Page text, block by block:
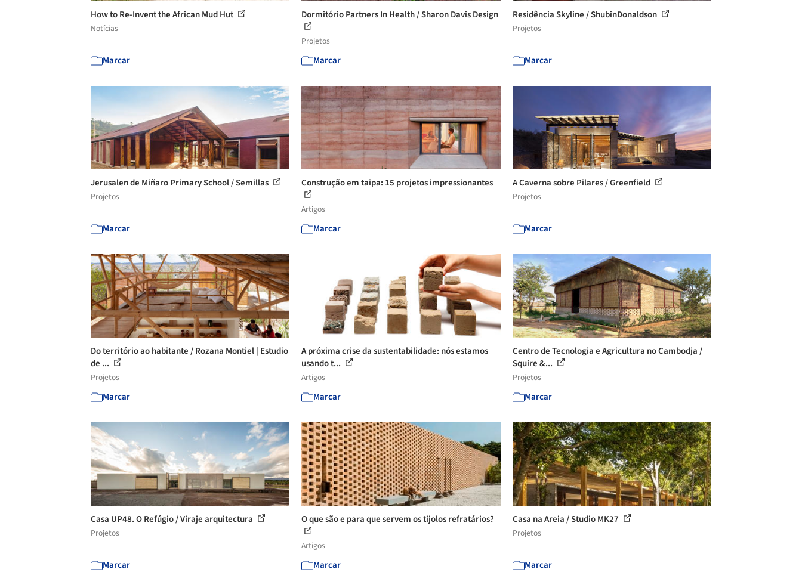
How to Re-Invent the African Mud Hut
Notícias
Marcar
Dormitório Partners In Health / Sharon Davis Design
Projetos
Marcar
Residência Skyline / ShubinDonaldson
Projetos
Marcar
Jerusalen de Miñaro Primary School / Semillas
Projetos
Marcar
Construção em taipa: 15 projetos impressionantes
Artigos
Marcar
A Caverna sobre Pilares / Greenfield
Projetos
Marcar
Do território ao habitante / Rozana Montiel | Estudio
de ...
Projetos
Marcar
A próxima crise da sustentabilidade: nós estamos
usando t...
Artigos
Marcar
Centro de Tecnologia e Agricultura no Cambodja /
Squire &...
Projetos
Marcar
Casa UP48. O Refúgio / Viraje arquitectura
Projetos
Marcar
O que são e para que servem os tijolos refratários?
Artigos
Marcar
Casa na Areia / Studio MK27
Projetos
Marcar